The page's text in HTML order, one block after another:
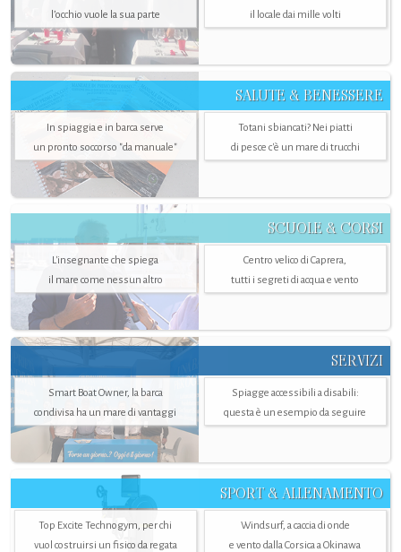
l’occhio vuole la sua parte
il locale dai mille volti
SALUTE & BENESSERE
In spiaggia e in barca serve
un pronto soccorso "da manuale"
Totani sbiancati? Nei piatti
di pesce c'è un mare di trucchi
SCUOLE & CORSI
L'insegnante che spiega
il mare come nessun altro
Centro velico di Caprera,
tutti i segreti di acqua e vento
SERVIZI
Smart Boat Owner, la barca
condivisa ha un mare di vantaggi
Spiagge accessibili a disabili:
questa è un esempio da seguire
SPORT & ALLENAMENTO
Top Excite Technogym, per chi
vuol costruirsi un fisico da regata
Windsurf, a caccia di onde
e vento dalla Corsica a Okinawa